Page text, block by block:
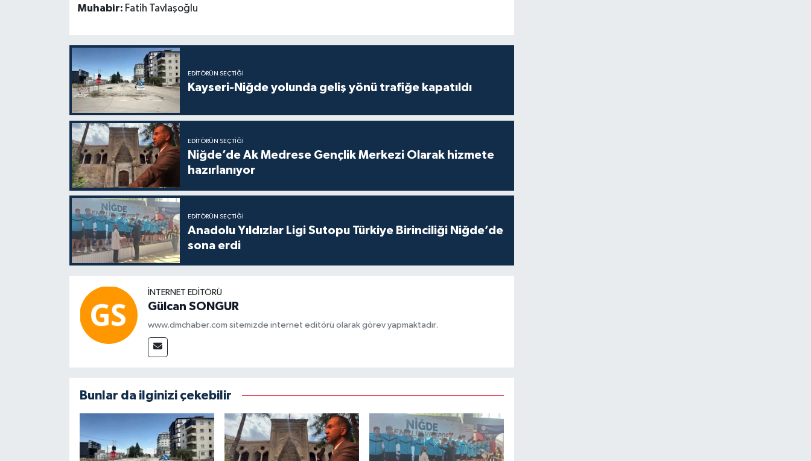
Muhabir: Fatih Tavlaşoğlu
EDITÖRÜN SEÇTIĞI
Kayseri-Niğde yolunda geliş yönü trafiğe kapatıldı
EDITÖRÜN SEÇTIĞI
Niğde’de Ak Medrese Gençlik Merkezi Olarak hizmete
hazırlanıyor
EDITÖRÜN SEÇTIĞI
Anadolu Yıldızlar Ligi Sutopu Türkiye Birinciliği Niğde’de
sona erdi
İNTERNET EDITÖRÜ
Gülcan SONGUR
www.dmchaber.com sitemizde internet editörü olarak görev yapmaktadır.
Bunlar da ilginizi çekebilir